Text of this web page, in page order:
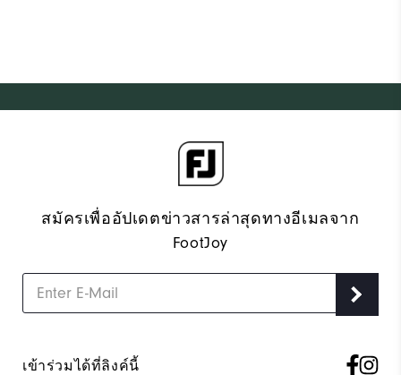
สมัครเพื่ออัปเดตข่าวสารล่าสุดทางอีเมลจาก
FootJoy
เข้าร่วมได้ที่ลิงค์นี้